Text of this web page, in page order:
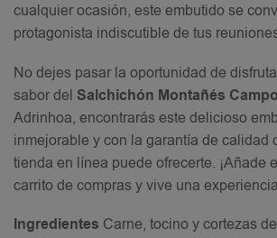
cualquier ocasión, este embutido se
protagonista indiscutible de tus
No dejes pasar la oportunidad de
sabor del Salchichón Montañés
Adrinhoa, encontrarás este delicioso
inmejorable y con la garantía de calidad
tienda en línea puede ofrecerte. ¡Añade
carrito de compras y vive una
Ingredientes Carne, tocino y cortezas